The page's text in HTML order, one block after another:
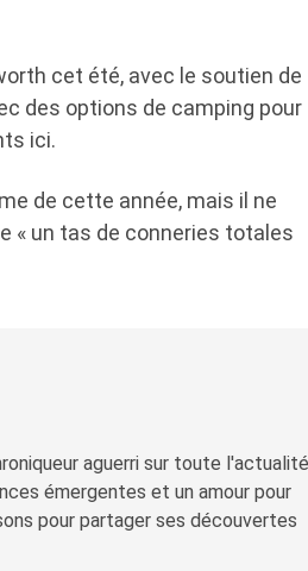
cet été, avec le soutien de
des options de camping pour
ici.
de cette année, mais il ne
« un tas de conneries totales
aguerri sur toute l'actualité
émergentes et un amour pour
pour partager ses découvertes